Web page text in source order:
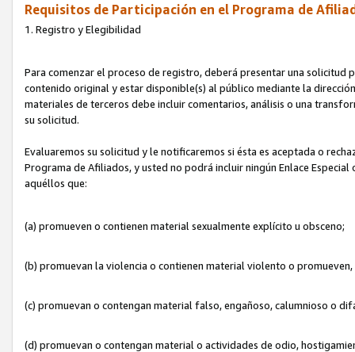
Requisitos de Participación en el Programa de
1. Registro y Elegibilidad
Para comenzar el proceso de registro, deberá presentar una solicitud
contenido original y estar disponible(s) al público mediante la
materiales de terceros debe incluir comentarios, análisis o una
su solicitud.
Evaluaremos su solicitud y le notificaremos si ésta es aceptada o
Programa de Afiliados, y usted no podrá incluir ningún Enlace
aquéllos que:
(a) promueven o contienen material sexualmente explícito u obsceno;
(b) promuevan la violencia o contienen material violento o
(c) promuevan o contengan material falso, engañoso, calumnioso o
(d) promuevan o contengan material o actividades de odio,